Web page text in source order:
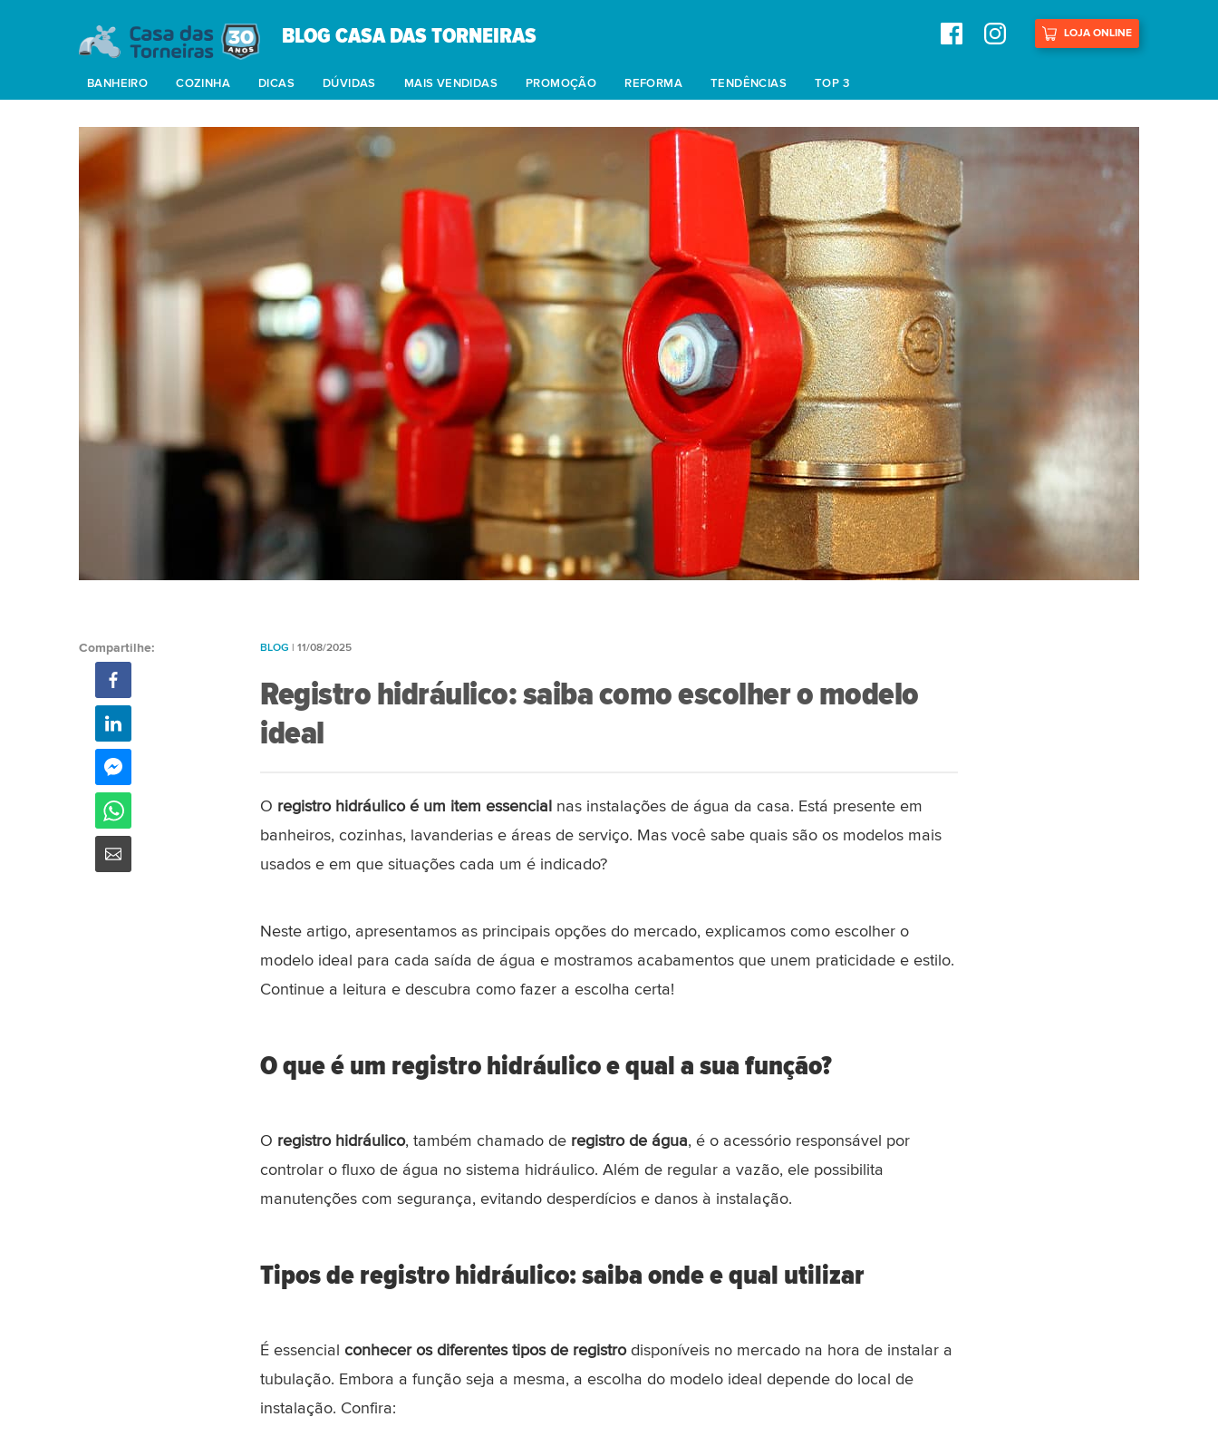
BLOG CASA DAS TORNEIRAS LOJA ONLINE
BANHEIRO COZINHA DICAS DÚVIDAS MAIS VENDIDAS PROMOÇÃO REFORMA TENDÊNCIAS TOP 3
Compartilhe: BLOG | 11/08/2025
Registro hidráulico: saiba como escolher o modelo
ideal
O registro hidráulico é um item essencial
nas instalações de água da casa. Está presente em
banheiros, cozinhas, lavanderias e áreas de serviço. Mas você sabe quais são os modelos mais
usados e em que situações cada um é indicado?
Neste artigo, apresentamos as principais opções do mercado, explicamos como escolher o
modelo ideal para cada saída de água e mostramos acabamentos que unem praticidade e estilo.
Continue a leitura e descubra como fazer a escolha certa!
O que é um registro hidráulico e qual a sua função?
O registro hidráulico, também chamado de registro de água, é o acessório responsável por
controlar o fluxo de água no sistema hidráulico. Além de regular a vazão, ele possibilita
manutenções com segurança, evitando desperdícios e danos à instalação.
Tipos de registro hidráulico: saiba onde e qual utilizar
É essencial conhecer os diferentes tipos de registro disponíveis no mercado na hora de instalar a
tubulação. Embora a função seja a mesma, a escolha do modelo ideal depende do local de
instalação. Confira: